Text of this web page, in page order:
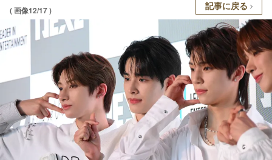
( 画像12/17 ) 記事に戻る